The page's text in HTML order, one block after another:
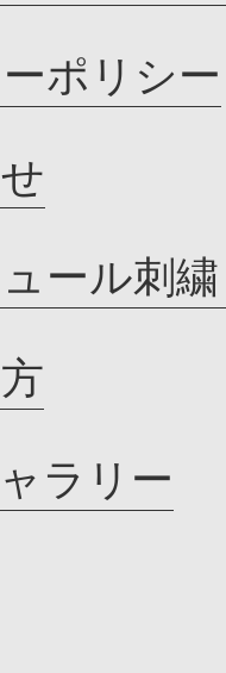
ポリシー
ール刺
ラリー